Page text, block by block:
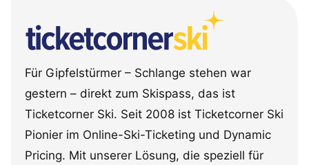
Für Gipfelstürmer – Schlange stehen war
gestern – direkt zum Skispass, das ist
Ticketcorner Ski. Seit 2008 ist Ticketcorner Ski
Pionier im Online-Ski-Ticketing und Dynamic
Pricing. Mit unserer Lösung, die speziell für